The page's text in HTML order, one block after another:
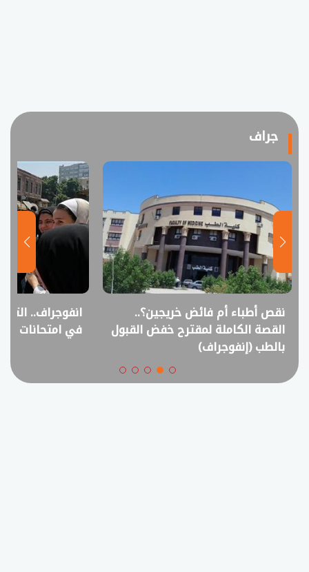
جراف
نقص أطباء أم فائض خريجين؟..
القصة الكاملة لمقترح خفض القبول
بالطب (إنفوجراف)
انفوجراف..
في امتحانات